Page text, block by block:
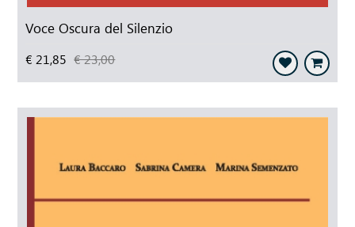
Voce Oscura del Silenzio
€ 21,85 € 23,00